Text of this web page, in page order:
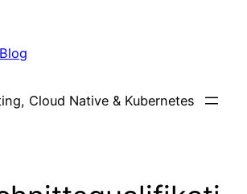
Cloud Native & Kubernetes